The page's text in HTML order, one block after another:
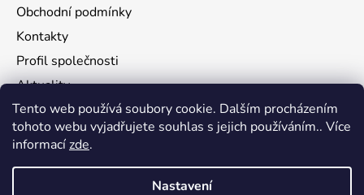
Tento web používá soubory cookie. Dalším procházením
tohoto webu vyjadřujete souhlas s jejich používáním.. Více
informacízde.
Nastavení
Obchodní podmínky
Kontakty
Profil společnosti
Aktuality
Ochrana osobních údajů
Ke stažení